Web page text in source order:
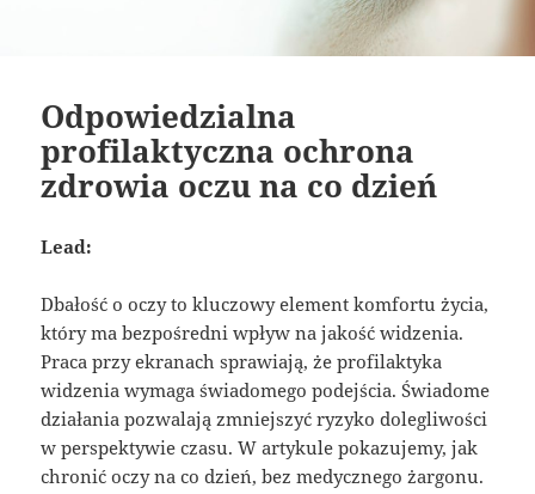
Odpowiedzialna
profilaktyczna ochrona
zdrowia oczu na co dzień
Lead:
Dbałość o oczy to kluczowy element komfortu życia,
który ma bezpośredni wpływ na jakość widzenia.
Praca przy ekranach sprawiają, że profilaktyka
widzenia wymaga świadomego podejścia. Świadome
działania pozwalają zmniejszyć ryzyko dolegliwości
w perspektywie czasu. W artykule pokazujemy, jak
chronić oczy na co dzień, bez medycznego żargonu.